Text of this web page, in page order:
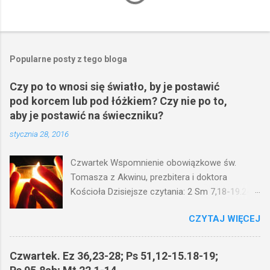
Popularne posty z tego bloga
Czy po to wnosi się światło, by je postawić
pod korcem lub pod łóżkiem? Czy nie po to,
aby je postawić na świeczniku?
stycznia 28, 2016
Czwartek Wspomnienie obowiązkowe św.
Tomasza z Akwinu, prezbitera i doktora
Kościoła Dzisiejsze czytania: 2 Sm 7,18-19.24-
(Mk 4,21-25) Jezus mówił ludowi: Czy po to
wnosi się światło, by je postawić pod korcem
na świeczniku? Nie ma bowiem nic ukrytego, co
CZYTAJ WIĘCEJ
Czwartek. Ez 36,23-28; Ps 51,12-15.18-19;